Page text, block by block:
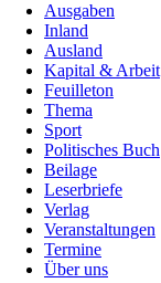
Ausgaben
Inland
Ausland
Kapital & Arbeit
Feuilleton
Thema
Sport
Politisches Buch
Beilage
Leserbriefe
Verlag
Veranstaltungen
Termine
Über uns